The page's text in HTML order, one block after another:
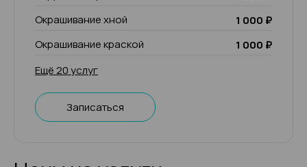
Окрашивание хной
1 000 ₽
Окрашивание краской
1 000 ₽
Ещё 20 услуг
Записаться